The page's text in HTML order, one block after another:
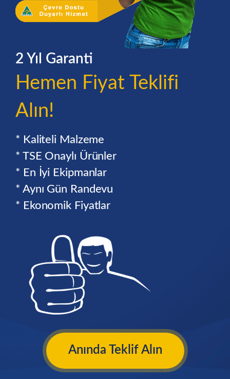
2 Yıl Garanti
Hemen Fiyat Teklifi
Alın!
* Kaliteli Malzeme
* TSE Onaylı Ürünler
* En İyi Ekipmanlar
* Aynı Gün Randevu
* Ekonomik Fiyatlar
Anında Teklif Alın